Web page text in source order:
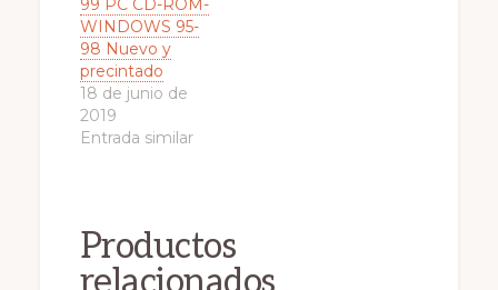
99 PC CD-ROM-
WINDOWS 95-
98 Nuevo y
precintado
18 de junio de
2019
Entrada similar
Productos